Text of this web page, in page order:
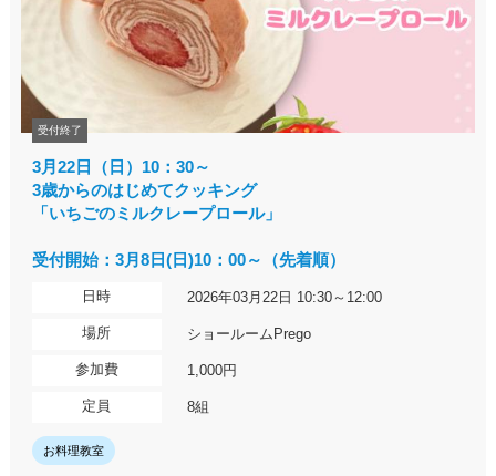
受付終了
3月22日（日）10：30～
3歳からのはじめてクッキング
「いちごのミルクレープロール」
受付開始：3月8日(日)10：00～（先着順）
日時 2026年03月22日 10:30～12:00
場所 ショールームPrego
参加費 1,000円
定員 8組
お料理教室